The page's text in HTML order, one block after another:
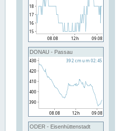
DONAU - Passau
ODER - Eisenhüttenstadt